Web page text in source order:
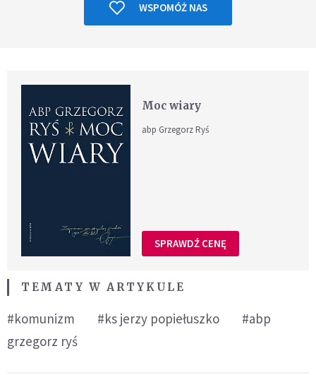
WSPOMÓŻ NAS
Moc wiary
abp Grzegorz Ryś
SPRAWDŹ CENĘ
TEMATY W ARTYKULE
#komunizm #ks jerzy popiełuszko
#abp
grzegorz ryś